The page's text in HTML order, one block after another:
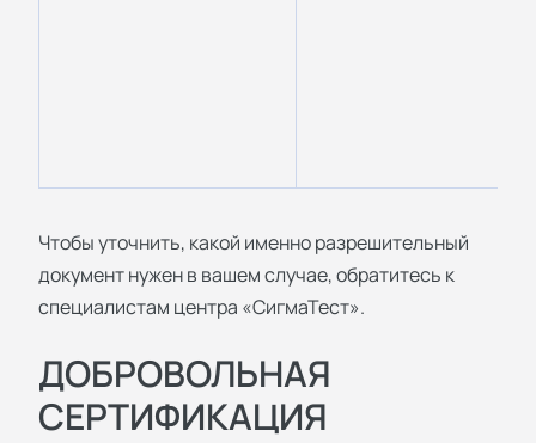
Чтобы уточнить, какой именно разрешительный
документ нужен в вашем случае, обратитесь к
специалистам центра «СигмаТест».
ДОБРОВОЛЬНАЯ
СЕРТИФИКАЦИЯ